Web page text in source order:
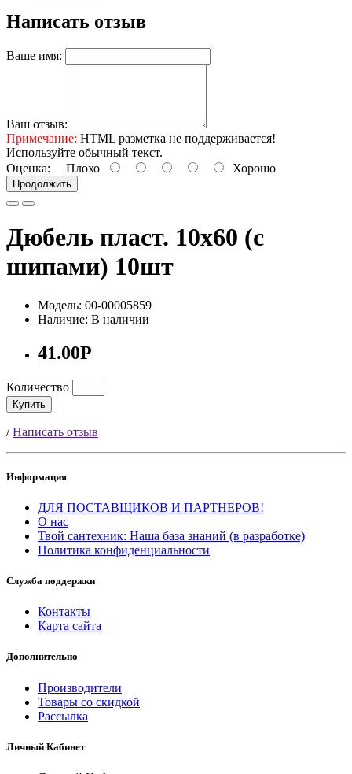
Написать отзыв
Ваше имя:
Ваш отзыв:
Примечание: HTML разметка не поддерживается!
Используйте обычный текст.
Оценка: Плохо Хорошо
Продолжить
Дюбель пласт. 10х60 (с
шипами) 10шт
Модель: 00-00005859
Наличие: В наличии
41.00Р
Количество
Купить
/Написать отзыв
Информация
ДЛЯ ПОСТАВЩИКОВ И ПАРТНЕРОВ!
О нас
Твой сантехник: Наша база знаний (в разработке)
Политика конфиденциальности
Служба поддержки
Контакты
Карта сайта
Дополнительно
Производители
Товары со скидкой
Рассылка
Личный Кабинет